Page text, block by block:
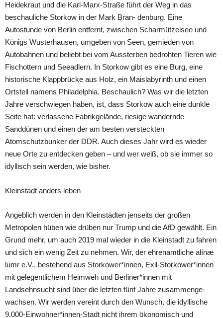
Heidekraut und die Karl-Marx-Straße führt der Weg in das
beschauliche Storkow in der Mark Bran- denburg. Eine
Autostunde von Berlin entfernt, zwischen Scharmützelsee und
Königs Wusterhausen, umgeben von Seen, gemieden von
Autobahnen und beliebt bei vom Aussterben bedrohten Tieren wie
Fischottern und Seeadlern. In Storkow gibt es eine Burg, eine
historische Klappbrücke aus Holz, ein Maislabyrinth und einen
Ortsteil namens Philadelphia. Beschaulich? Was wir die letzten
Jahre verschwiegen haben, ist, dass Storkow auch eine dunkle
Seite hat: verlassene Fabrikgelände, riesige wandernde
Sanddünen und einen der am besten versteckten
Atomschutzbunker der DDR. Auch dieses Jahr wird es wieder
neue Orte zu entdecken geben – und wer weiß, ob sie immer so
idyllisch sein werden, wie bisher.
Kleinstadt anders leben
Angeblich werden in den Kleinstädten jenseits der großen
Metropolen hüben wie drüben nur Trump und die AfD gewählt. Ein
Grund mehr, um auch 2019 mal wieder in die Kleinstadt zu fahren
und sich ein wenig Zeit zu nehmen. Wir, der ehrenamtliche alínæ
lumr e.V., bestehend aus Storkower*innen, Exil-Storkower*innen
mit gelegentlichem Heimweh und Berliner*innen mit
Landsehnsucht sind über die letzten fünf Jahre zusammenge-
wachsen. Wir werden vereint durch den Wunsch, die idyllische
9.000-Einwohner*innen-Stadt nicht ihrem ökonomisch und